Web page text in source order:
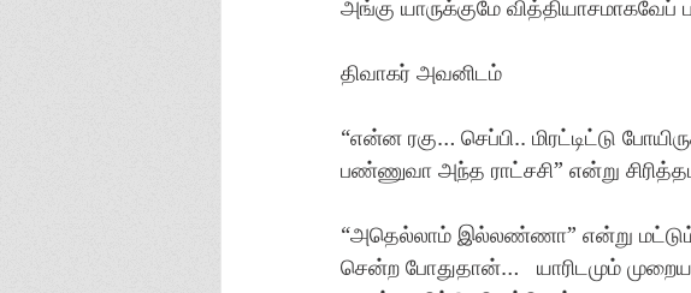
அங்கு யாருக்குமே
திவாகர் அவனிடம்
“என்ன ரகு… செப்பி.. மிரட்டிட்டு
பண்ணுவா அந்த ராட்சசி” என்று
“அதெல்லாம் இல்லண்ணா” என்று
சென்ற போதுதான்…   யாரிடமும்